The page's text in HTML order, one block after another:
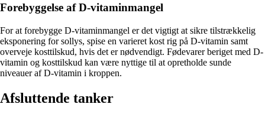
Forebyggelse af D-vitaminmangel
For at forebygge D-vitaminmangel er det vigtigt at sikre tilstrækkelig
eksponering for sollys, spise en varieret kost rig på D-vitamin samt
overveje kosttilskud, hvis det er nødvendigt. Fødevarer beriget med D-
vitamin og kosttilskud kan være nyttige til at opretholde sunde
niveauer af D-vitamin i kroppen.
Afsluttende tanker